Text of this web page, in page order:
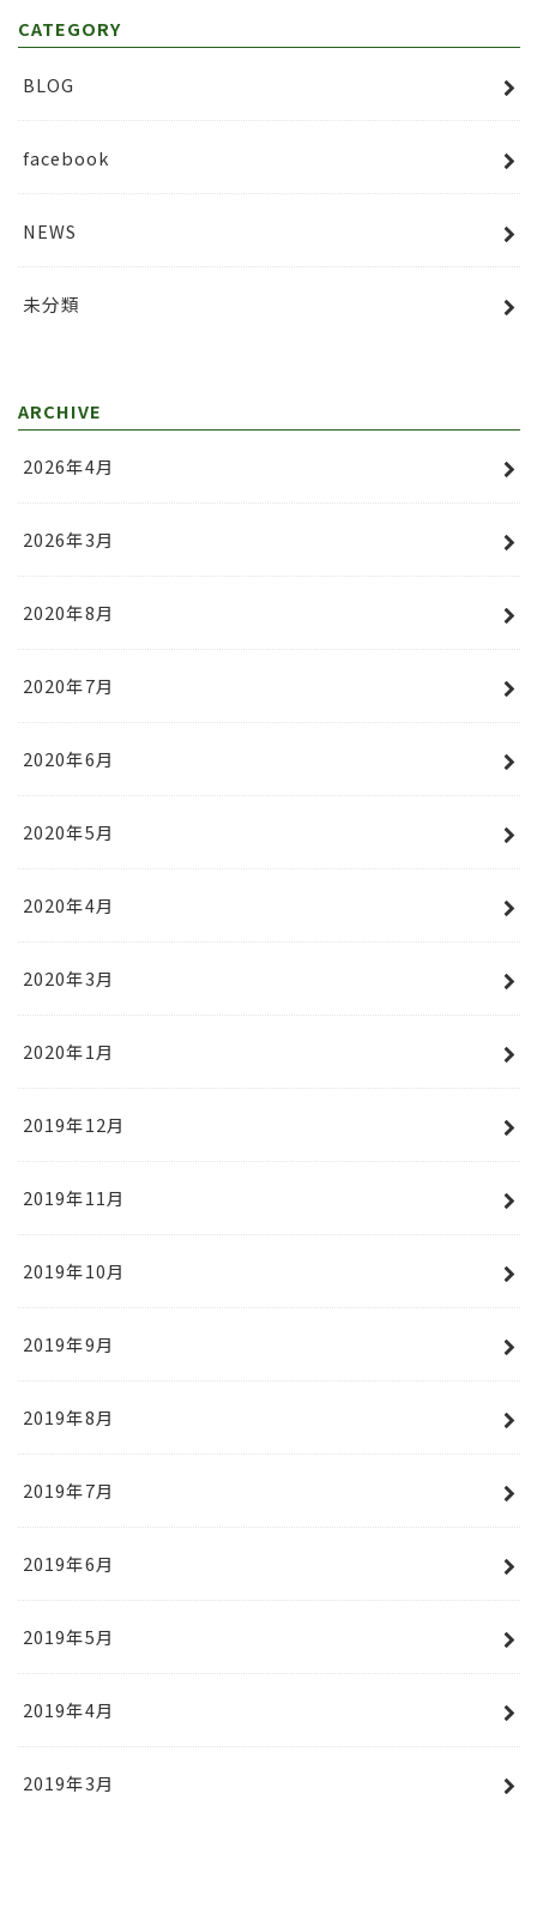
CATEGORY
BLOG
facebook
NEWS
未分類
ARCHIVE
2026年4月
2026年3月
2020年8月
2020年7月
2020年6月
2020年5月
2020年4月
2020年3月
2020年1月
2019年12月
2019年11月
2019年10月
2019年9月
2019年8月
2019年7月
2019年6月
2019年5月
2019年4月
2019年3月